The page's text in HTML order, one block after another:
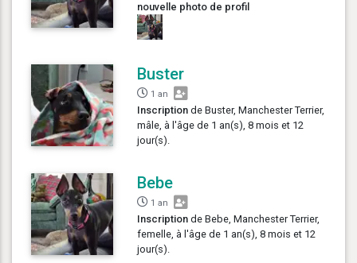
nouvelle photo de profil
Buster
1 an
Inscription de Buster, Manchester Terrier,
mâle, à l'âge de 1 an(s), 8 mois et 12
jour(s).
Bebe
1 an
Inscription de Bebe, Manchester Terrier,
femelle, à l'âge de 1 an(s), 8 mois et 12
jour(s).